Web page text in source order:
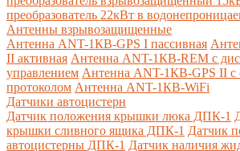
преобразователь 22кВт в
Антенны взрывозащищенные
Антенна ANT-1КВ-GPS I пассивная
II активная Антенна ANT-1КВ-REM c
управлением Антенна ANT-1КВ-GPS II с
протоколом Антенна ANT-1КВ-WiFi
Датчики автоцистерн
Датчик положения крышки люка ДПК-1
крышки сливного ящика ДПК-1 Датчик
автоцистерны ДПК-1 Датчик наличия